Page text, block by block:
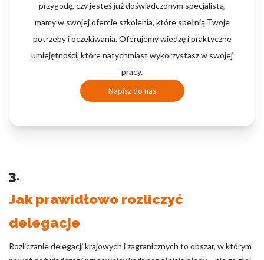
przygodę, czy jesteś już doświadczonym specjalistą,
mamy w swojej ofercie szkolenia, które spełnią Twoje
potrzeby i oczekiwania. Oferujemy wiedzę i praktyczne
umiejętności, które natychmiast wykorzystasz w swojej
pracy.
Napisz do nas
3.
Jak prawidłowo rozliczyć
delegacje
Rozliczanie delegacji krajowych i zagranicznych to obszar, w którym